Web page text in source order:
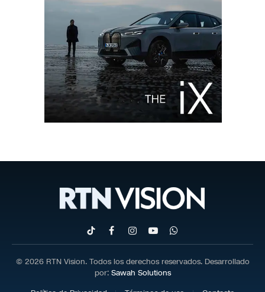
TikTokFacebookInstagram
YouTubeWhatsApp
© 2026 RTN Vision. Todos los derechos reservados. Desarrollado
por: Sawah Solutions